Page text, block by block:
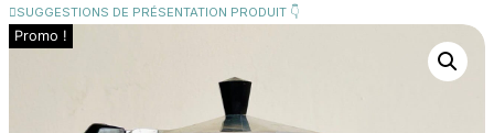
Promo !